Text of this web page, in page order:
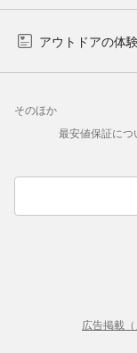
アウトドアの体
そのほか
最安値保証につ
広告掲載